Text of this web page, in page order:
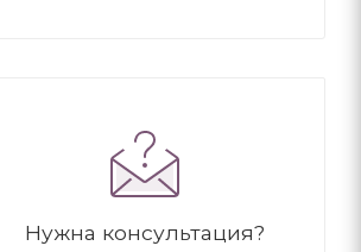
Нужна консультация?